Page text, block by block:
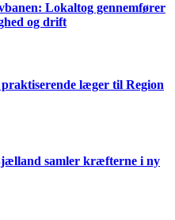
Lokaltog gennemfører
og drift
læger til Region
samler kræfterne i ny